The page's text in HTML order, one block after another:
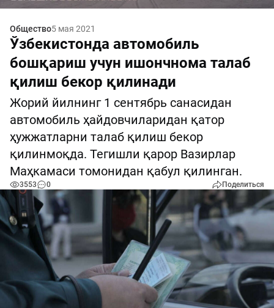
Общество5 мая 2021
Ўзбекистонда автомобиль
бошқариш учун ишончнома талаб
қилиш бекор қилинади
Жорий йилнинг 1 сентябрь санасидан
автомобиль ҳайдовчиларидан қатор
ҳужжатларни талаб қилиш бекор
қилинмоқда. Тегишли қарор Вазирлар
Маҳкамаси томонидан қабул қилинган.
3553 0 Поделиться